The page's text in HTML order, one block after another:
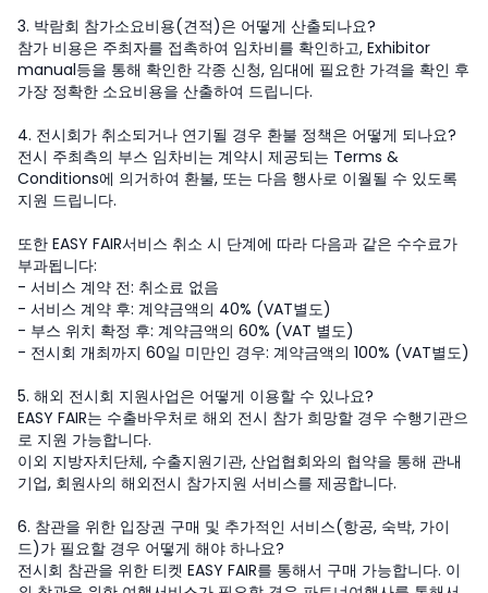
3. 박람회 참가소요비용(견적)은 어떻게 산출되나요?
참가 비용은 주최자를 접촉하여 임차비를 확인하고, Exhibitor
manual등을 통해 확인한 각종 신청, 임대에 필요한 가격을 확인 후
가장 정확한 소요비용을 산출하여 드립니다.
4. 전시회가 취소되거나 연기될 경우 환불 정책은 어떻게 되나요?
전시 주최측의 부스 임차비는 계약시 제공되는 Terms &
Conditions에 의거하여 환불, 또는 다음 행사로 이월될 수 있도록
지원 드립니다.
또한 EASY FAIR서비스 취소 시 단계에 따라 다음과 같은 수수료가
부과됩니다:
- 서비스 계약 전: 취소료 없음
- 서비스 계약 후: 계약금액의 40% (VAT별도)
- 부스 위치 확정 후: 계약금액의 60% (VAT 별도)
- 전시회 개최까지 60일 미만인 경우: 계약금액의 100% (VAT별도)
5. 해외 전시회 지원사업은 어떻게 이용할 수 있나요?
EASY FAIR는 수출바우처로 해외 전시 참가 희망할 경우 수행기관으
로 지원 가능합니다.
이외 지방자치단체, 수출지원기관, 산업협회와의 협약을 통해 관내
기업, 회원사의 해외전시 참가지원 서비스를 제공합니다.
6. 참관을 위한 입장권 구매 및 추가적인 서비스(항공, 숙박, 가이
드)가 필요할 경우 어떻게 해야 하나요?
전시회 참관을 위한 티켓 EASY FAIR를 통해서 구매 가능합니다. 이